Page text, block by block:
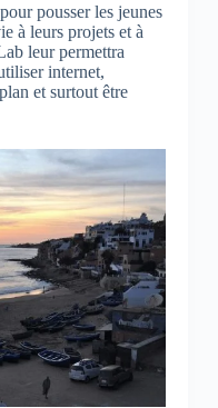
pousser les jeunes
à leurs projets et à
leur permettra
internet,
et surtout être